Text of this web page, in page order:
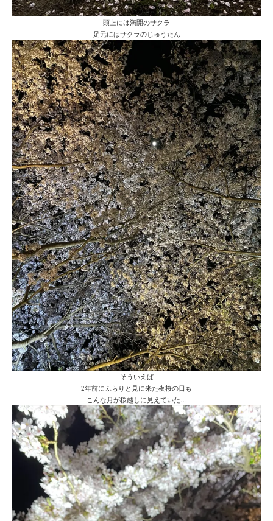
頭上には満開のサクラ
足元にはサクラのじゅうたん
そういえば
2年前にふらりと見に来た夜桜の日も
こんな月が桜越しに見えていた…